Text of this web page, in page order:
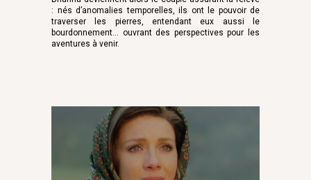
: nés d’anomalies temporelles, ils ont le pouvoir de
traverser les pierres, entendant eux aussi le
bourdonnement… ouvrant des perspectives pour les
aventures à venir.